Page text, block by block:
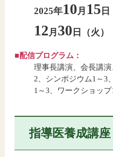
2025年10月 15
12月 30 日（火）
■配信プログラム：
理事長講演、会長講
2、シンポジウム1～3
1～3、ワークショップ
指導医養成講座